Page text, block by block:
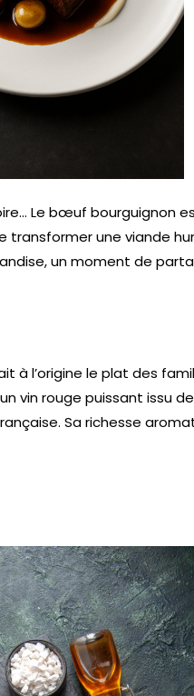
Le bœuf bourguignon
une viande
un moment de
l’origine le plat des
vin rouge puissant issu
Sa richesse